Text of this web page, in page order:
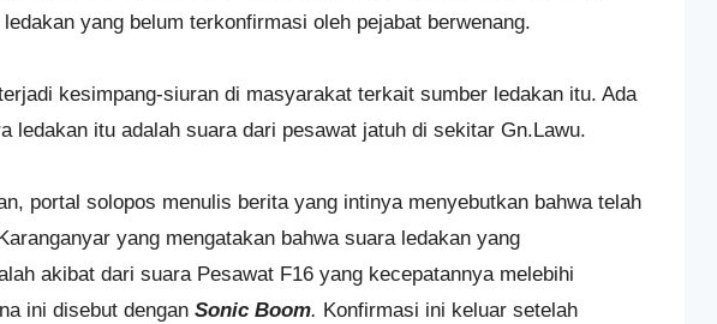
yang belum terkonfirmasi oleh pejabat berwenang.
kesimpang-siuran di masyarakat terkait sumber ledakan itu. Ada
ledakan itu adalah suara dari pesawat jatuh di sekitar Gn.Lawu.
portal solopos menulis berita yang intinya menyebutkan bahwa telah
yang mengatakan bahwa suara ledakan yang
akibat dari suara Pesawat F16 yang kecepatannya melebihi
ini disebut dengan Sonic Boom. Konfirmasi ini keluar setelah